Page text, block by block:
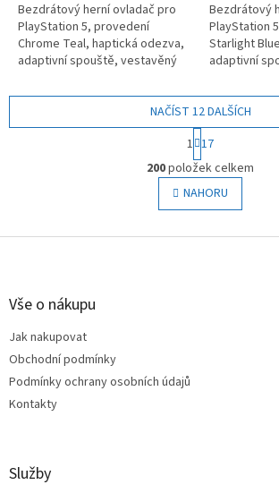
Bezdrátový herní ovladač pro
PlayStation 5, provedení
Chrome Teal, haptická odezva,
adaptivní spouště, vestavěný
Create, dotykový panel,...
Bezdrátový
PlayStation
Starlight
adaptivní
Create,
O
v
l
á
NAČÍST 12 DALŠÍCH
S
t
r
á
n
k
v
1 17
200položek celkem
NAHORU
Z
Vše o nákupu
Jak nakupovat
Obchodní podmínky
Podmínky ochrany osobních údajů
Kontakty
Služby